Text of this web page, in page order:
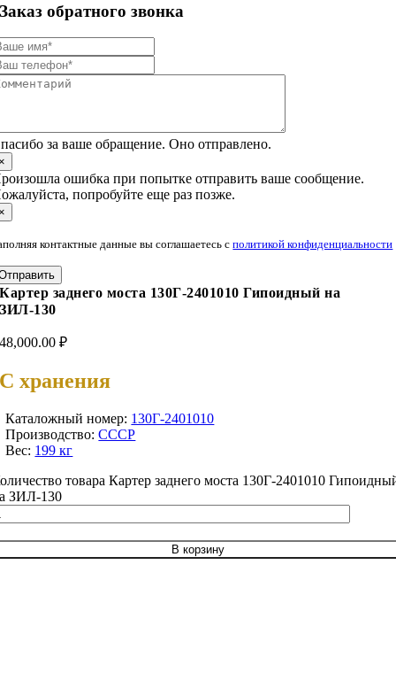
Заказ обратного звонка
за ваше обращение. Оно отправлено.
ошибка при попытке отправить ваше сообщение.
попробуйте еще раз позже.
контактные данные вы соглашаетесь сполитикой конфиденциальности
Картер заднего моста 130Г-2401010 Гипоидный на
ЗИЛ-130
48,000.00₽
С хранения
Каталожный номер: 130Г-2401010
Производство:СССР
Вес: 199 кг
товара Картер заднего моста 130Г-2401010
ЗИЛ-130
В корзину